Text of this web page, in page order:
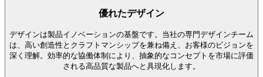
優れたデザイン
デザインは製品イノベーションの基盤です。当社の専門デザインチーム
は、高い創造性とクラフトマンシップを兼ね備え、お客様のビジョンを
深く理解。効率的な協働体制により、抽象的なコンセプトを市場に評価
される高品質な製品へと具現化します。